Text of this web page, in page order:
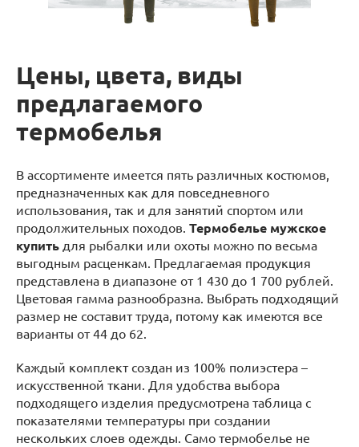
Цены, цвета, виды
предлагаемого
термобелья
В ассортименте имеется пять различных костюмов,
предназначенных как для повседневного
использования, так и для занятий спортом или
продолжительных походов. Термобелье мужское
купить для рыбалки или охоты можно по весьма
выгодным расценкам. Предлагаемая продукция
представлена в диапазоне от 1 430 до 1 700 рублей.
Цветовая гамма разнообразна. Выбрать подходящий
размер не составит труда, потому как имеются все
варианты от 44 до 62.
Каждый комплект создан из 100% полиэстера –
искусственной ткани. Для удобства выбора
подходящего изделия предусмотрена таблица с
показателями температуры при создании
нескольких слоев одежды. Само термобелье не